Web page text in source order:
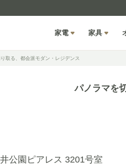
家電 家具
取る、都会派モダン・レジデンス
パノラマを
公園ピアレス 3201号室